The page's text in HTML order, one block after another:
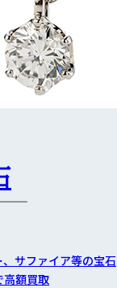
サファイア等の宝石
高額買取